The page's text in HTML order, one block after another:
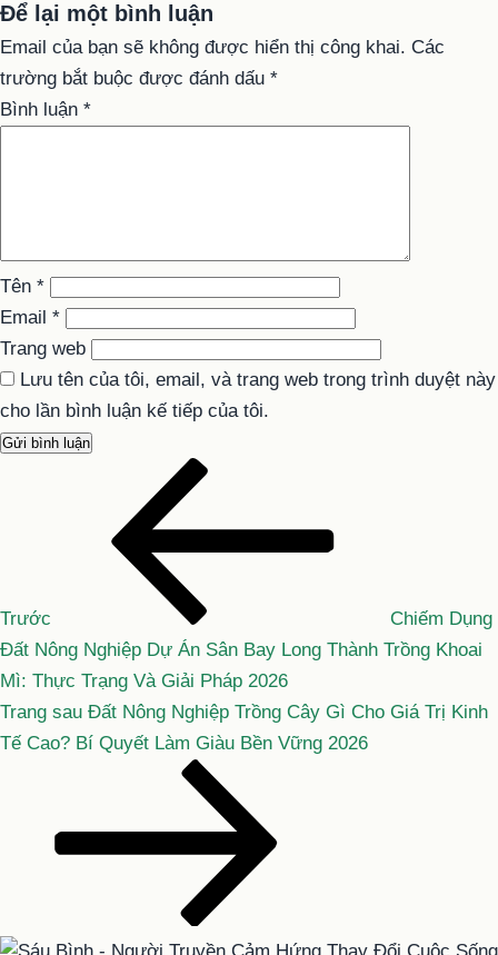
Để lại một bình luận
Email của bạn sẽ không được hiển thị công khai. Các
trường bắt buộc được đánh dấu *
Bình luận *
Tên *
Email *
Trang web
Lưu tên của tôi, email, và trang web trong trình duyệt này
cho lần bình luận kế tiếp của tôi.
viết
Trước
Chiếm Dụng
Đất Nông Nghiệp Dự Án Sân Bay Long Thành Trồng Khoai
Mì: Thực Trạng Và Giải Pháp 2026
Bài
tiếp
Trang sau Đất Nông Nghiệp Trồng Cây Gì Cho Giá Trị Kinh
Tế Cao? Bí Quyết Làm Giàu Bền Vững 2026